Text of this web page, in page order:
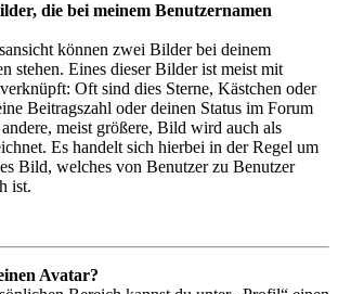
die bei meinem Benutzernamen
können zwei Bilder bei deinem
stehen. Eines dieser Bilder ist meist mit
Oft sind dies Sterne, Kästchen oder
Beitragszahl oder deinen Status im Forum
meist größere, Bild wird auch als
Es handelt sich hierbei in der Regel um
Bild, welches von Benutzer zu Benutzer
ist.
Avatar?